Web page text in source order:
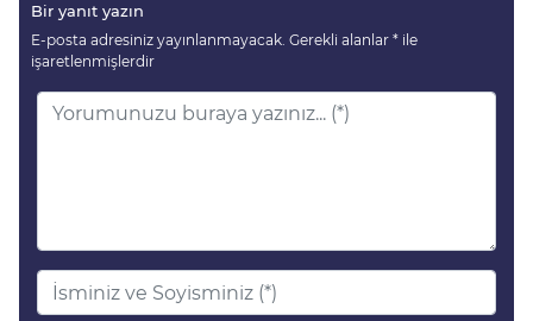
Bir yanıt yazın
E-posta adresiniz yayınlanmayacak. Gerekli alanlar * ile
işaretlenmişlerdir